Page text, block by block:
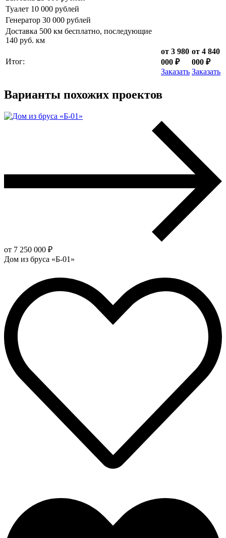
Туалет 10 000 рублей
Генератор 30 000 рублей
Доставка 500 км бесплатно, последующие
140 руб. км
Итог:
от 3 980
000 ₽
Заказать
от 4 840
000 ₽
Заказать
Варианты похожих проектов
от 7 250 000 ₽
Дом из бруса «Б-01»